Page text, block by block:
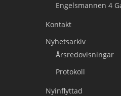
Engelsmannen 4
Kontakt
Nyhetsarkiv
Årsredovisningar
Protokoll
Nyinflyttad